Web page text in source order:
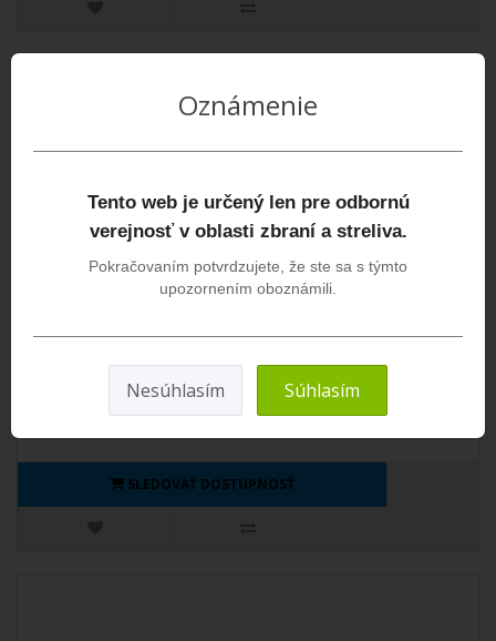
SLEDOVAŤ DOSTUPNOSŤ
Oznámenie
Tento web je určený len pre odbornú
verejnosť v oblasti zbraní a streliva.
Pokračovaním potvrdzujete, že ste sa s týmto
upozornením oboznámili.
Nesúhlasím Súhlasím